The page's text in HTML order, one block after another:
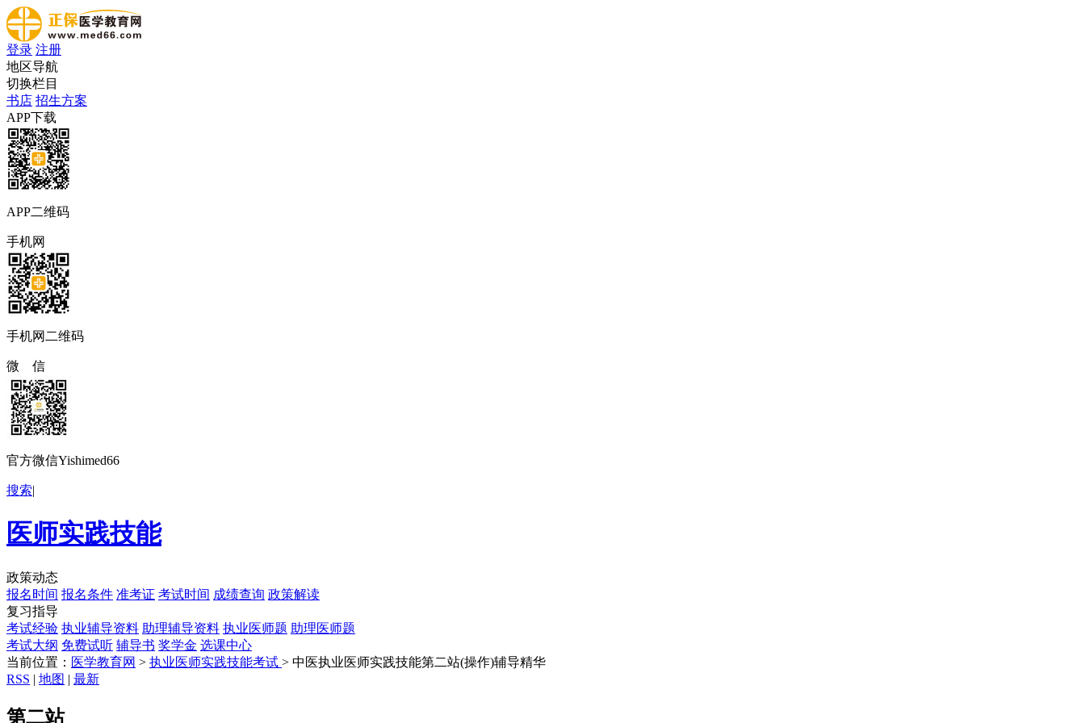
登录 注册
地区导航
切换栏目
书店 招生方案
APP下载
APP二维码
手机网
手机网二维码
微 信
官方微信Yishimed66
搜索|
医师实践技能
政策动态
报名时间 报名条件 准考证 考试时间 成绩查询 政策解读
复习指导
考试经验 执业辅导资料 助理辅导资料 执业医师题 助理医师题
考试大纲 免费试听 辅导书 奖学金 选课中心
当前位置： 医学教育网 > 执业医师实践技能考试 > 中医执业医师实践技能第二站(操作)辅导精华
RSS | 地图 | 最新
第二站